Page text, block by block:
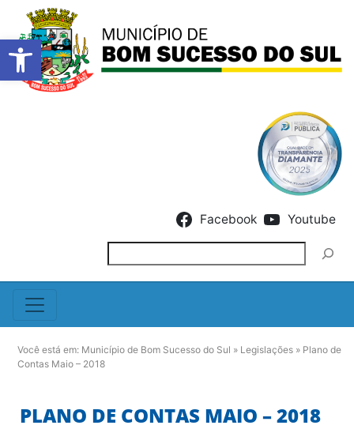
Barra de Ferramentas
Facebook Youtube
Você está em: Município de Bom Sucesso do Sul » Legislações » Plano de
Contas Maio – 2018
PLANO DE CONTAS MAIO – 2018